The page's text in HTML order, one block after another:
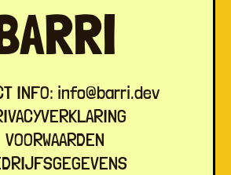
INFO: info@barri.dev
VOORWAARDEN
INFO: info@barri.dev
VOORWAARDEN